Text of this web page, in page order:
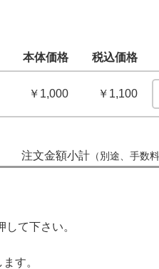
本体価格 税込価格
￥1,000 ￥1,100
注文金額小計 （別途、手数
て下さい。
す。